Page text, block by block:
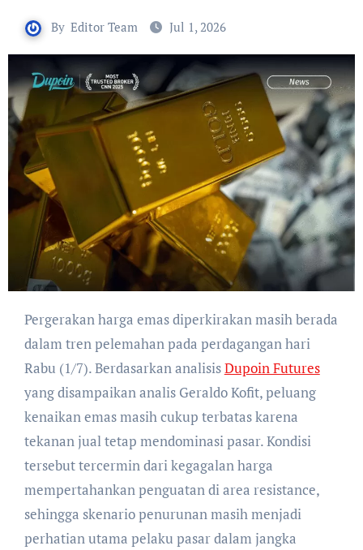
By Editor Team Jul 1, 2026
Pergerakan harga emas diperkirakan masih berada
dalam tren pelemahan pada perdagangan hari
Rabu (1/7). Berdasarkan analisisDupoin Futures
yang disampaikan analis Geraldo Kofit, peluang
kenaikan emas masih cukup terbatas karena
tekanan jual tetap mendominasi pasar. Kondisi
tersebut tercermin dari kegagalan harga
mempertahankan penguatan di area resistance,
sehingga skenario penurunan masih menjadi
perhatian utama pelaku pasar dalam jangka